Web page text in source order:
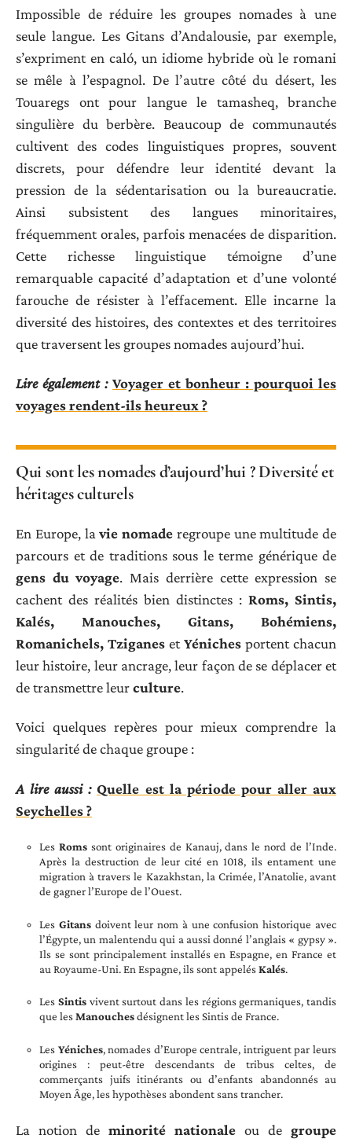
Impossible de réduire les groupes nomades à une
seule langue. Les Gitans d’Andalousie, par exemple,
s’expriment en caló, un idiome hybride où le romani
se mêle à l’espagnol. De l’autre côté du désert, les
Touaregs ont pour langue le tamasheq, branche
singulière du berbère. Beaucoup de communautés
cultivent des codes linguistiques propres, souvent
discrets, pour défendre leur identité devant la
pression de la sédentarisation ou la bureaucratie.
Ainsi subsistent des langues minoritaires,
fréquemment orales, parfois menacées de disparition.
Cette richesse linguistique témoigne d’une
remarquable capacité d’adaptation et d’une volonté
farouche de résister à l’effacement. Elle incarne la
diversité des histoires, des contextes et des territoires
que traversent les groupes nomades aujourd’hui.
Lire également : Voyager et bonheur : pourquoi les
voyages rendent-ils heureux ?
Qui sont les nomades d’aujourd’hui ? Diversité et
héritages culturels
En Europe, lavie nomade regroupe une multitude de
parcours et de traditions sous le terme générique de
gens du voyage. Mais derrière cette expression se
cachent des réalités bien distinctes : Roms, Sintis,
Kalés, Manouches, Gitans, Bohémiens,
Romanichels, Tziganes etYéniches portent chacun
leur histoire, leur ancrage, leur façon de se déplacer et
de transmettre leurculture.
Voici quelques repères pour mieux comprendre la
singularité de chaque groupe :
A lire aussi : Quelle est la période pour aller aux
Seychelles ?
Les Romssont originaires de Kanauj, dans le nord de l’Inde.
Après la destruction de leur cité en 1018, ils entament une
migration à travers le Kazakhstan, la Crimée, l’Anatolie, avant
de gagner l’Europe de l’Ouest.
Les Gitansdoivent leur nom à une confusion historique avec
l’Égypte, un malentendu qui a aussi donné l’anglais « gypsy ».
Ils se sont principalement installés en Espagne, en France et
au Royaume-Uni. En Espagne, ils sont appelésKalés.
Les Sintisvivent surtout dans les régions germaniques, tandis
que lesManouchesdésignent les Sintis de France.
Les Yéniches, nomades d’Europe centrale, intriguent par leurs
origines : peut-être descendants de tribus celtes, de
commerçants juifs itinérants ou d’enfants abandonnés au
Moyen Âge, les hypothèses abondent sans trancher.
La notion de minorité nationale ou de groupe